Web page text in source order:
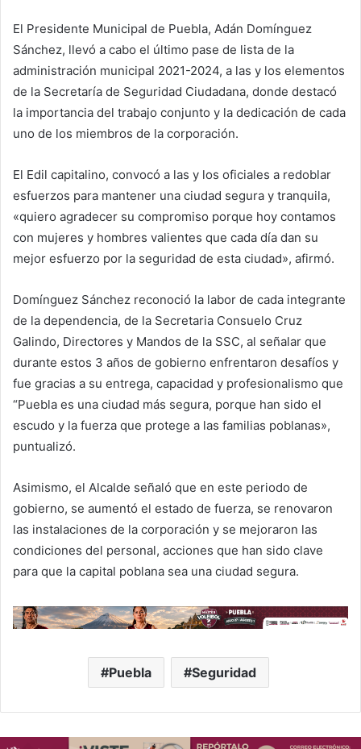
El Presidente Municipal de Puebla, Adán Domínguez
Sánchez, llevó a cabo el último pase de lista de la
administración municipal 2021-2024, a las y los elementos
de la Secretaría de Seguridad Ciudadana, donde destacó
la importancia del trabajo conjunto y la dedicación de cada
uno de los miembros de la corporación.
El Edil capitalino, convocó a las y los oficiales a redoblar
esfuerzos para mantener una ciudad segura y tranquila,
«quiero agradecer su compromiso porque hoy contamos
con mujeres y hombres valientes que cada día dan su
mejor esfuerzo por la seguridad de esta ciudad», afirmó.
Domínguez Sánchez reconoció la labor de cada integrante
de la dependencia, de la Secretaria Consuelo Cruz
Galindo, Directores y Mandos de la SSC, al señalar que
durante estos 3 años de gobierno enfrentaron desafíos y
fue gracias a su entrega, capacidad y profesionalismo que
“Puebla es una ciudad más segura, porque han sido el
escudo y la fuerza que protege a las familias poblanas»,
puntualizó.
Asimismo, el Alcalde señaló que en este periodo de
gobierno, se aumentó el estado de fuerza, se renovaron
las instalaciones de la corporación y se mejoraron las
condiciones del personal, acciones que han sido clave
para que la capital poblana sea una ciudad segura.
Puebla Seguridad